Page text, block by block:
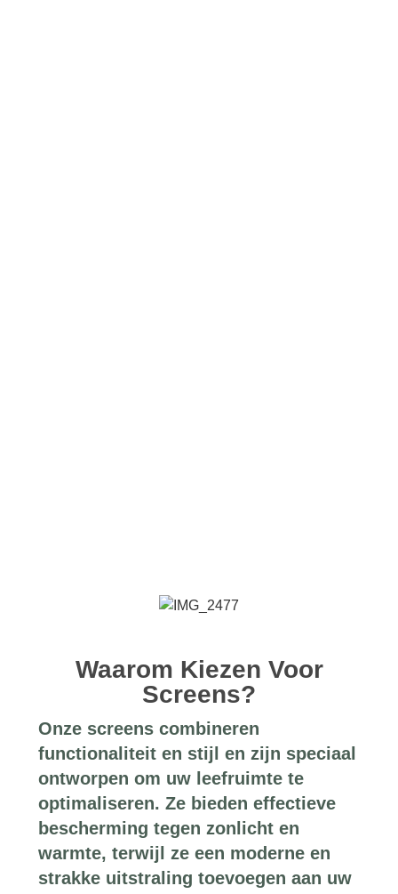
Waarom Kiezen Voor
Screens?
Onze screens combineren
functionaliteit en stijl en zijn speciaal
ontworpen om uw leefruimte te
optimaliseren. Ze bieden effectieve
bescherming tegen zonlicht en
warmte, terwijl ze een moderne en
strakke uitstraling toevoegen aan uw